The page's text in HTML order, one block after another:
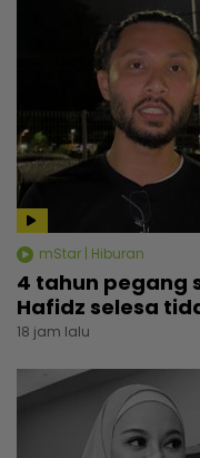
mStar | Hiburan
4 tahun pegang
Hafidz selesa
18 jam lalu